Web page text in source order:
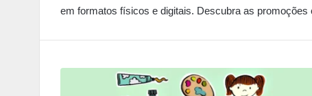
em formatos físicos e digitais. Descubra as promoções